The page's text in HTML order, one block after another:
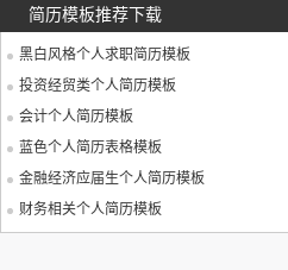
简历模板推荐下载
黑白风格个人求职简历模板
投资经贸类个人简历模板
会计个人简历模板
蓝色个人简历表格模板
金融经济应届生个人简历模板
财务相关个人简历模板